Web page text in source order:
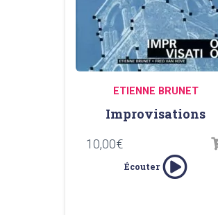
ETIENNE BRUNET
Improvisations
10,00€
Écouter